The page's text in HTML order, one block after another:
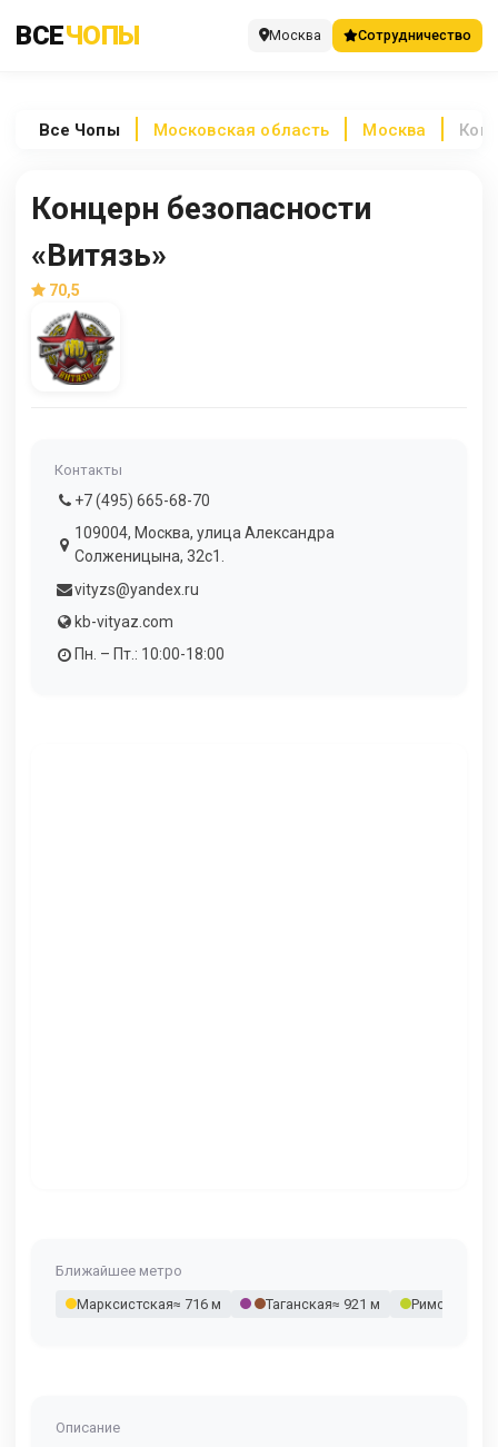
ВСЕЧОПЫ Москва Сотрудничество
Все Чопы Московская область Москва
Концерн безопасности
«Витязь»
70,5
Контакты
+7 (495) 665-68-70
109004, Москва, улица Александра
Солженицына, 32с1.
vityzs@yandex.ru
kb-vityaz.com
Пн. – Пт.: 10:00-18:00
Ближайшее метро
Марксистская≈ 716 м Таганская≈ 921 м Римская
Описание